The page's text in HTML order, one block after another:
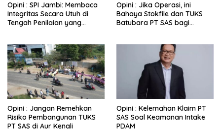
Opini : SPI Jambi: Membaca
Integritas Secara Utuh di
Tengah Penilaian yang
Opini : Jika Operasi, ini
Bahaya Stokfile dan TUKS
Batubara PT SAS bagi
Opini : Jangan Remehkan
Risiko Pembangunan TUKS
PT SAS di Aur Kenali
Opini : Kelemahan Klaim PT
SAS Soal Keamanan Intake
PDAM